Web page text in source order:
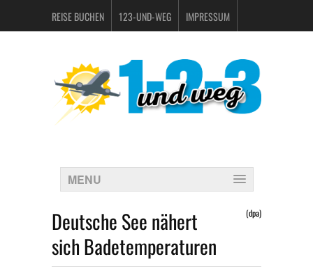
REISE BUCHEN 123-UND-WEG IMPRESSUM
MENU
Deutsche See nähert
sich Badetemperaturen
(dpa)